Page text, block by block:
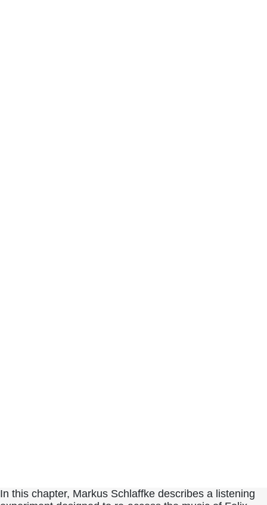
In this chapter, Markus Schlaffke describes a listening